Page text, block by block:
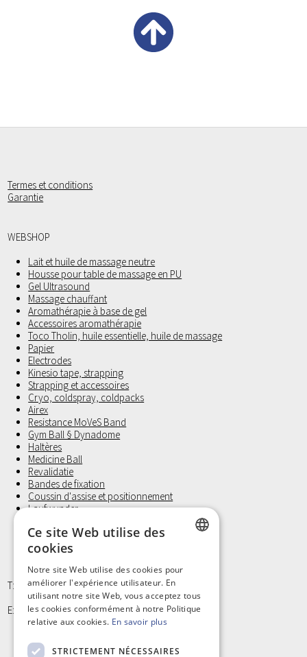
Termes et conditions
Garantie
WEBSHOP
Lait et huile de massage neutre
Housse pour table de massage en PU
Gel Ultrasound
Massage chauffant
Aromathérapie à base de gel
Accessoires aromathérapie
Toco Tholin, huile essentielle, huile de massage
Papier
Electrodes
Kinesio tape, strapping
Strapping et accessoires
Cryo, coldspray, coldpacks
Airex
Resistance MoVeS Band
Gym Ball § Dynadome
Haltères
Medicine Ball
Revalidatie
Bandes de fixation
Coussin d'assise et positionnement
Laufwunder
Petit materiel et Hygiène
T: +32 9/373 77 65
E: info@kinergy.be
FRENCH
Ce site Web utilise des
cookies
Notre site Web utilise des cookies pour
améliorer l'expérience utilisateur. En
utilisant notre site Web, vous acceptez tous
les cookies conformément à notre Politique
relative aux cookies. En savoir plus
STRICTEMENT NÉCESSAIRES